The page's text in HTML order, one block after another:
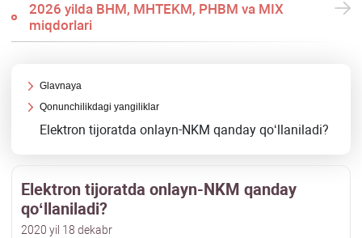
2026 yilda BHM, MHTEKM, PHBM va MIX
miqdorlari
Glavnaya
Qonunchilikdagi yangiliklar
Elektron tijoratda onlayn-NKM qanday qoʻllaniladi?
Elektron tijoratda onlayn-NKM qanday
qoʻllaniladi?
2020 yil 18 dekabr